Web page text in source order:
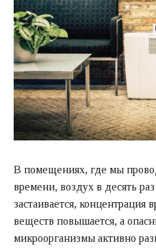
В помещениях, где мы
времени, воздух в десять
застаивается, концентрация
веществ повышается, а
микроорганизмы активно